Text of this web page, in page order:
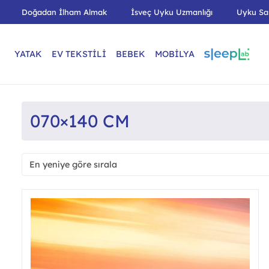
Doğadan İlham Almak İsveç Uyku Uzmanlığı Uyku
YATAK EV TEKSTİLİ BEBEK MOBİLYA
070×140 CM